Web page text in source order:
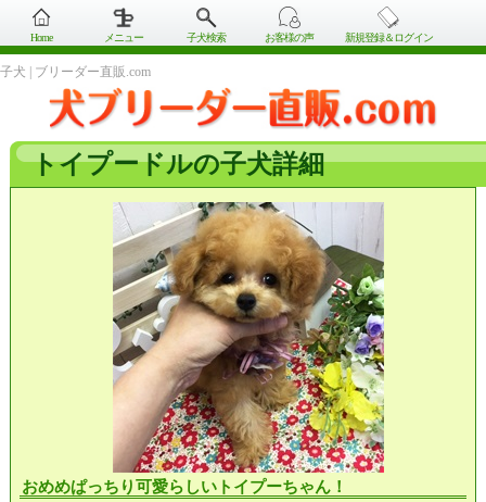
Home メニュー 子犬検索 お客様の声 新規登録＆ログイン
子犬 | ブリーダー直販.com
トイプードルの子犬詳細
おめめぱっちり可愛らしいトイプーちゃん！